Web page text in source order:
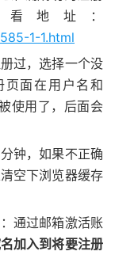
地址：
1-1.html
过，选择一个没
面在用户名和
使用了，后面会
钟，如果不正确
空下浏览器缓存
通过邮箱激活账
加入到将要注册